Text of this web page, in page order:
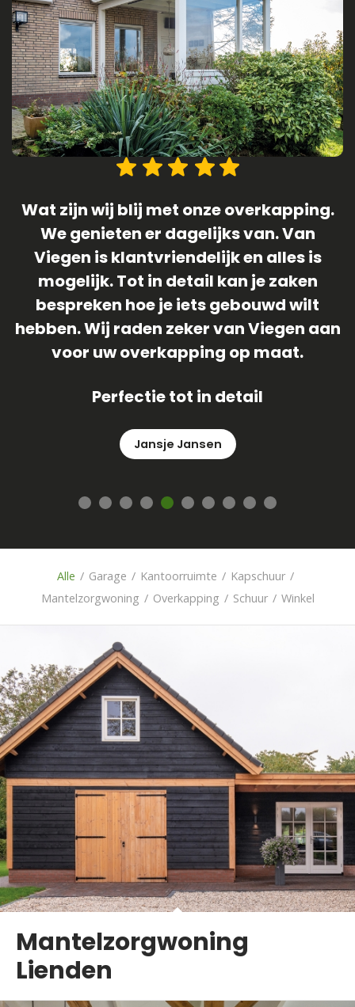
1 April 2019 (geen grap) was de datum
dat onze langverwachte schuur/
veranda geplaatst is ! Team van Viegen
heeft het gehele proces meer dan waar
gemaakt ! We zijn ontzettend blij met
komen
René
Alle / Garage / Kantoorruimte / Kapschuur /
Mantelzorgwoning / Overkapping / Schuur / Winkel
Mantelzorgwoning
Lienden